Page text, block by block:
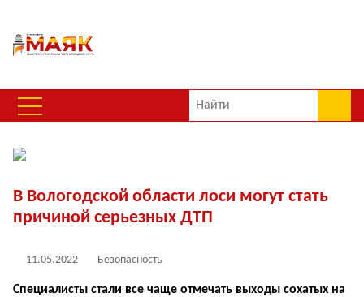
В Вологодской области лоси могут стать
причиной серьезных ДТП
11.05.2022 Безопасность
Специалисты стали все чаще отмечать выходы сохатых на